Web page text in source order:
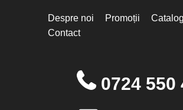
Despre noi Promoții Catalog
Contact
0724 550